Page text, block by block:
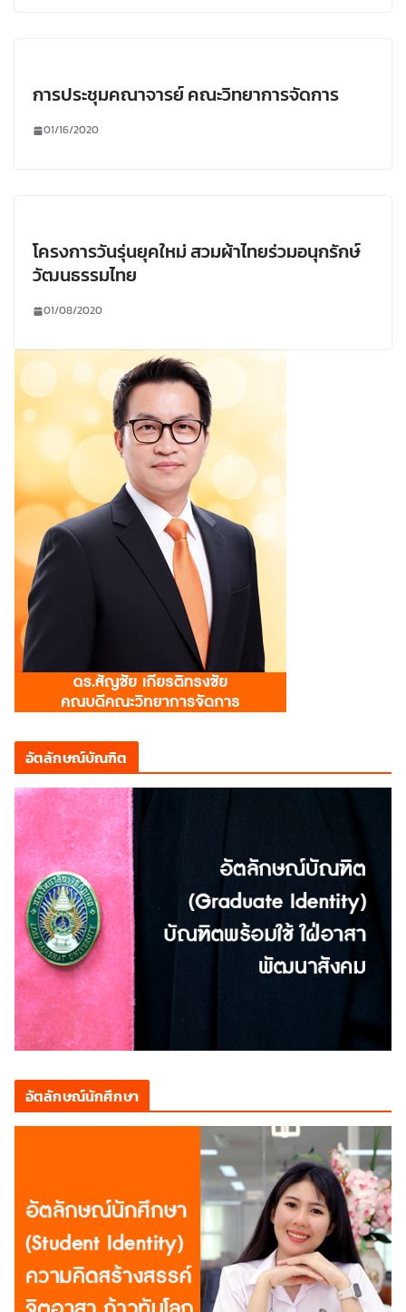
การประชุมคณาจารย์ คณะวิทยาการจัดการ
01/16/2020
โครงการวันรุ่นยุคใหม่ สวมผ้าไทยร่วมอนุกรักษ์
วัฒนธรรมไทย
01/08/2020
อัตลักษณ์บัณฑิต
อัตลักษณ์นักศึกษา